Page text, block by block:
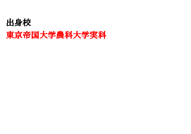
出身校
東京帝国大学農科大学実科